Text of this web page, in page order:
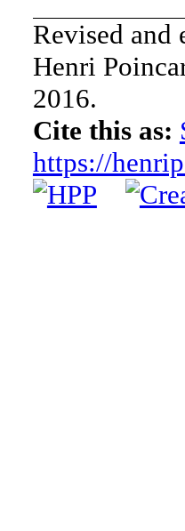
Revised and
Henri
2016.
Cite this as:
https://